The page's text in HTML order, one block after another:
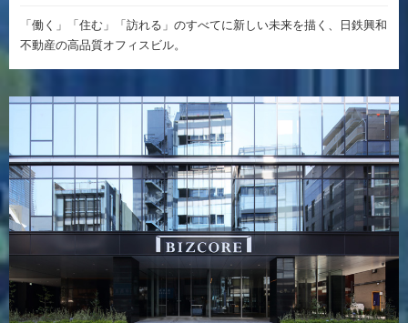
「働く」「住む」「訪れる」のすべてに新しい未来を描く、日鉄興和
不動産の高品質オフィスビル。